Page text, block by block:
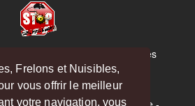
Frelons et Nuisibles,
vous offrir le meilleur
votre navigation, vous
Stop Guêpes, Frelons et Nuisibles
Mentions légales
parMattWeb